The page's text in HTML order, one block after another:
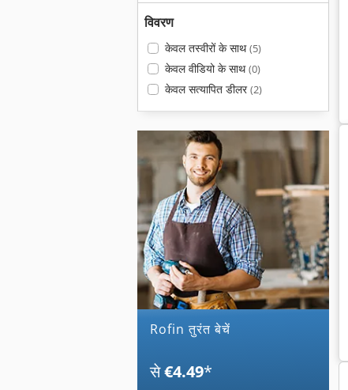
विवरण
केवल तस्वीरों के साथ(5)
केवल वीडियो के साथ(0)
केवल सत्यापित डीलर(2)
rofin तुरंत बेचें
से€4.49*